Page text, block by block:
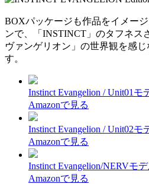
BOXパッケージも作品をイメー
ンで、「INSTINCT」のタフネス
ヴァンゲリオン」の世界観を感
す。
Instinct Evangelion / Unit01モ
Amazonで見る
Instinct Evangelion / Unit02モ
Amazonで見る
Instinct Evangelion/NERVモ
Amazonで見る